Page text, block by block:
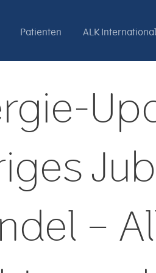
Patienten ALK International
–